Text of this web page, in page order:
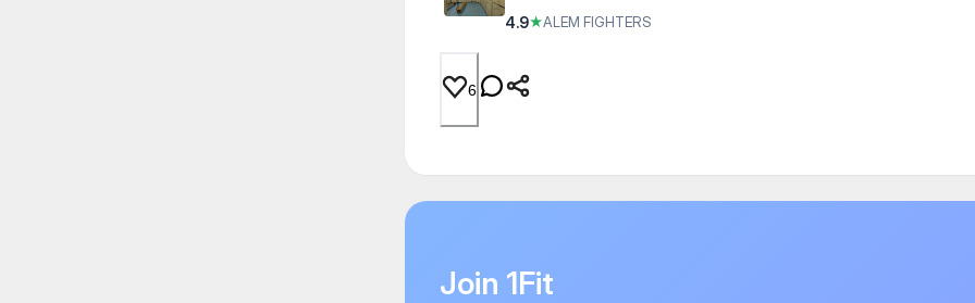
4.9★ALEM FIGHTERS
6
Join 1Fit